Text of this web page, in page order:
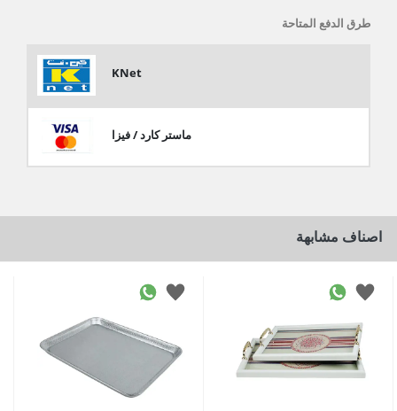
طرق الدفع المتاحة
KNet
ماستر كارد / فيزا
اصناف مشابهة